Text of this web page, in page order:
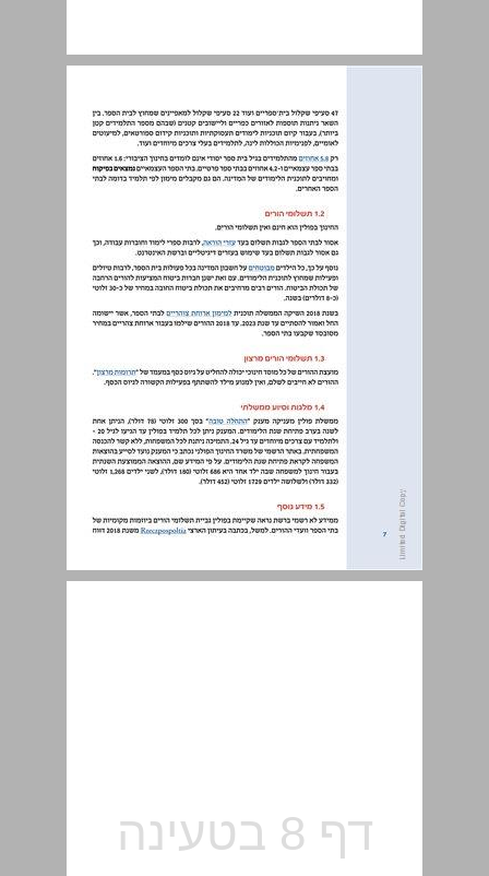
א. סקירת תשלומי הורים במדינות נבחרות ... 6